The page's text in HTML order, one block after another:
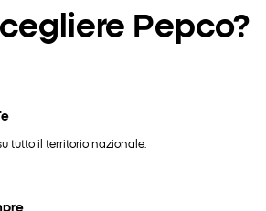
Pepco?
tutto il territorio nazionale.